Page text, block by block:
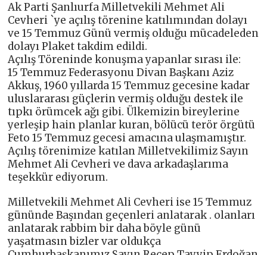
Ak Parti Şanlıurfa Milletvekili Mehmet Ali
Cevheri `ye açılış törenine katılımından dolayı
ve 15 Temmuz Günü vermiş olduğu mücadeleden
dolayı Plaket takdim edildi.
Açılış Töreninde konuşma yapanlar sırası ile:
15 Temmuz Federasyonu Divan Başkanı Aziz
Akkuş, 1960 yıllarda 15 Temmuz gecesine kadar
uluslararası güçlerin vermiş olduğu destek ile
tıpkı örümcek ağı gibi. Ülkemizin bireylerine
yerleşip hain planlar kuran, bölücü terör örgütü
Feto 15 Temmuz gecesi amacına ulaşmamıştır.
Açılış törenimize katılan Milletvekilimiz Sayın
Mehmet Ali Cevheri ve dava arkadaşlarıma
teşekkür ediyorum.
Milletvekili Mehmet Ali Cevheri ise 15 Temmuz
gününde Başından geçenleri anlatarak . olanları
anlatarak rabbim bir daha böyle günü
yaşatmasın bizler var oldukça